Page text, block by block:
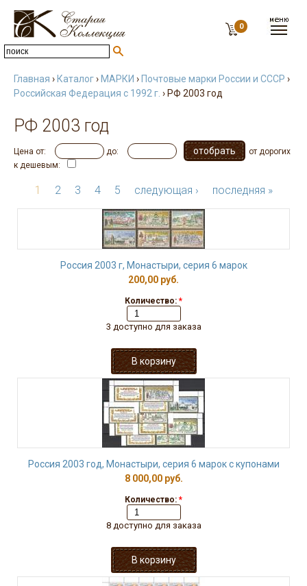
0
Главная › Каталог› МАРКИ › Почтовые марки России и СССР ›
Российская Федерация с 1992 г. › РФ 2003 год
РФ 2003 год
Цена от: до:
от дорогих
к дешевым:
1 2 3 4 5 следующая › последняя »
Россия 2003 г, Монастыри, серия 6 марок
200,00 руб.
Количество: *
3 доступно для заказа
Россия 2003 год, Монастыри, серия 6 марок с купонами
8 000,00 руб.
Количество: *
8 доступно для заказа